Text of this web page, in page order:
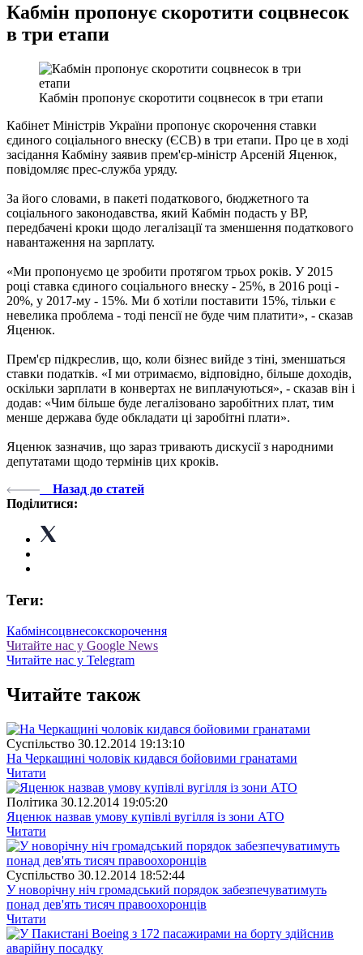
Кабмін пропонує скоротити соцвнесок
в три етапи
Кабмін пропонує скоротити соцвнесок в три етапи
Кабінет Міністрів України пропонує скорочення ставки
єдиного соціального внеску (ЄСВ) в три етапи. Про це в ході
засідання Кабміну заявив прем'єр-міністр Арсеній Яценюк,
повідомляє прес-служба уряду.
За його словами, в пакеті податкового, бюджетного та
соціального законодавства, який Кабмін подасть у ВР,
передбачені кроки щодо легалізації та зменшення податкового
навантаження на зарплату.
«Ми пропонуємо це зробити протягом трьох років. У 2015
році ставка єдиного соціального внеску - 25%, в 2016 році -
20%, у 2017-му - 15%. Ми б хотіли поставити 15%, тільки є
невелика проблема - тоді пенсії не буде чим платити», - сказав
Яценюк.
Прем'єр підкреслив, що, коли бізнес вийде з тіні, зменшаться
ставки податків. «І ми отримаємо, відповідно, більше доходів,
оскільки зарплати в конвертах не виплачуються», - сказав він і
додав: «Чим більше буде легалізовано заробітних плат, тим
менше держава буде обкладати ці заробітні плати».
Яценюк зазначив, що зараз тривають дискусії з народними
депутатами щодо термінів цих кроків.
Назад до статей
Поділитися:
Теги:
Кабмінсоцвнесокскорочення
Читайте нас у Google News
Читайте нас у Telegram
Читайте також
Суспiльство 30.12.2014 19:13:10
На Черкащині чоловік кидався бойовими гранатами
Читати
Полiтика 30.12.2014 19:05:20
Яценюк назвав умову купівлі вугілля із зони АТО
Читати
Суспiльство 30.12.2014 18:52:44
У новорічну ніч громадський порядок забезпечуватимуть
понад дев'ять тисяч правоохоронців
Читати